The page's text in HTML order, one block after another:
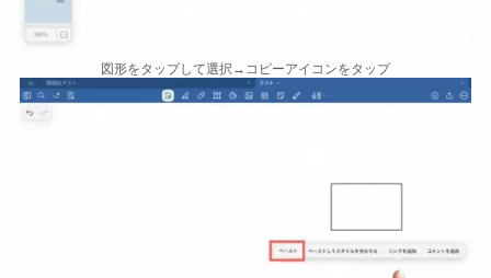
図形をタップして選択→コピーアイコンをタップ